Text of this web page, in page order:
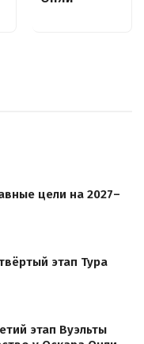
цели на 2027–
этап Тура
этап Вуэльты